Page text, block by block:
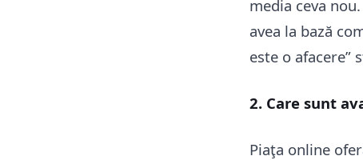
media ceva
avea la bază
este o afacere”
2. Care sunt
Piaţa online